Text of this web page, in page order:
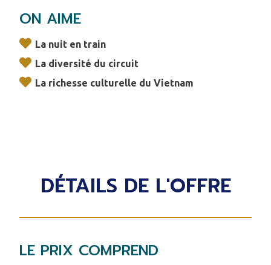
ON AIME
La nuit en train
La diversité du circuit
La richesse culturelle du Vietnam
DÉTAILS DE L'OFFRE
LE PRIX COMPREND